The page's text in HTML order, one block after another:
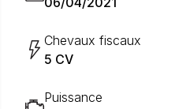
Chevaux fiscaux
5 CV
Puissance